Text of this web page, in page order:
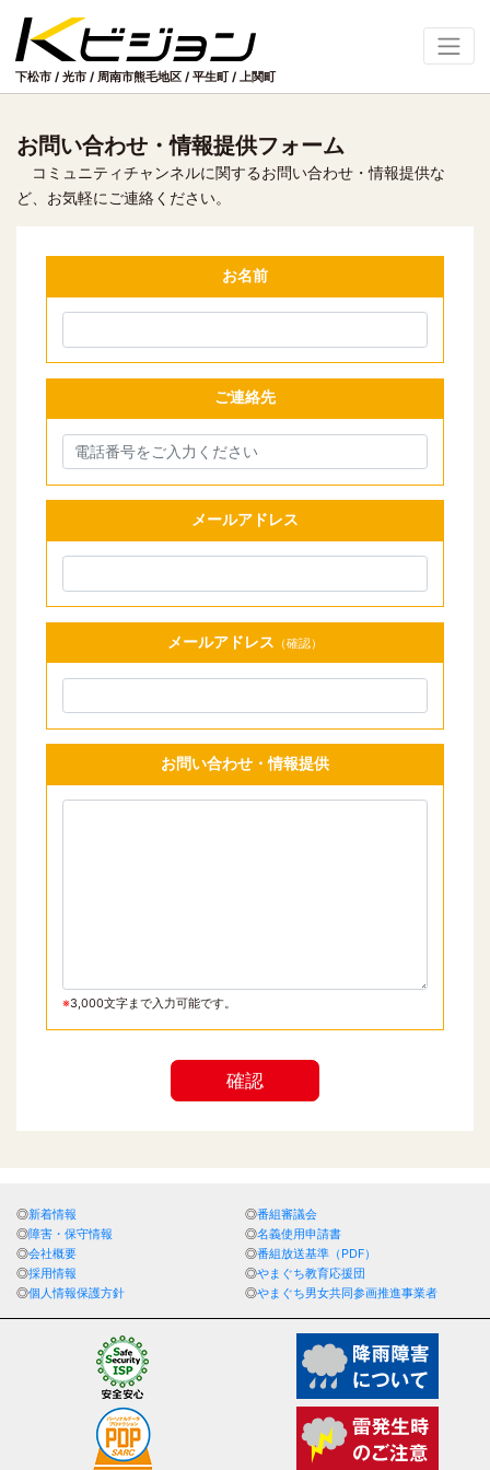
下松市 / 光市 / 周南市熊毛地区/ 平生町 / 上関町
お問い合わせ・情報提供フォーム
コミュニティチャンネルに関するお問い合わせ・情報提供な
ど、お気軽にご連絡ください。
お名前
ご連絡先
メールアドレス
メールアドレス （確認）
お問い合わせ・情報提供
※3,000文字まで入力可能です。
確認
新着情報
番組審議会
障害・保守情報
名義使用申請書
会社概要
番組放送基準（PDF）
採用情報
やまぐち教育応援団
個人情報保護方針
やまぐち男女共同参画推進事業者